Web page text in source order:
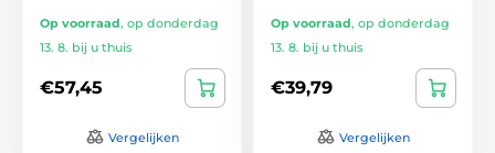
Op voorraad, op donderdag
13. 8. bij u thuis
€57,45
Vergelijken
Op voorraad, op donderdag
13. 8. bij u thuis
€39,79
Vergelijken